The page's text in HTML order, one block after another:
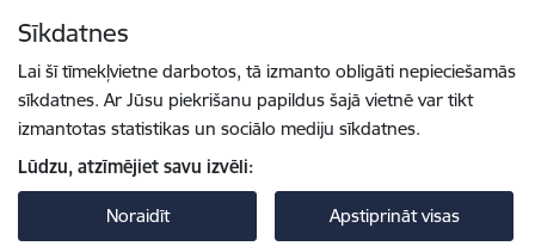
Sīkdatnes
Lai šī tīmekļvietne darbotos, tā izmanto obligāti nepieciešamās
sīkdatnes. Ar Jūsu piekrišanu papildus šajā vietnē var tikt
izmantotas statistikas un sociālo mediju sīkdatnes.
Lūdzu, atzīmējiet savu izvēli:
Noraidīt Apstiprināt visas